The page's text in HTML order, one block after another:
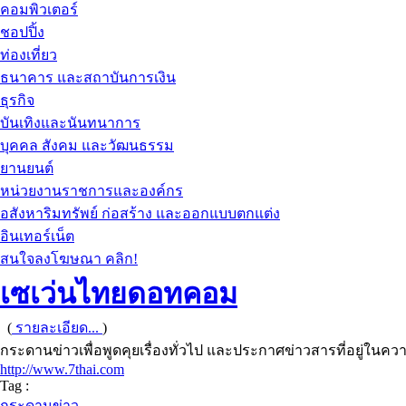
คอมพิวเตอร์
ชอปปิ้ง
ท่องเที่ยว
ธนาคาร และสถาบันการเงิน
ธุรกิจ
บันเทิงและนันทนาการ
บุคคล สังคม และวัฒนธรรม
ยานยนต์
หน่วยงานราชการและองค์กร
อสังหาริมทรัพย์ ก่อสร้าง และออกแบบตกแต่ง
อินเทอร์เน็ต
สนใจลงโฆษณา คลิก!
เซเว่นไทยดอทคอม
( รายละเอียด... )
กระดานข่าวเพื่อพูดคุยเรื่องทั่วไป และประกาศข่าวสารที่อยู่ในคว
http://www.7thai.com
Tag :